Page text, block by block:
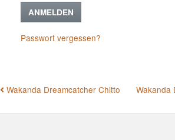
ANMELDEN
Passwort vergessen?
BEITRAGSNAVIGATION
Wakanda Dreamcatcher Chitto Wakanda